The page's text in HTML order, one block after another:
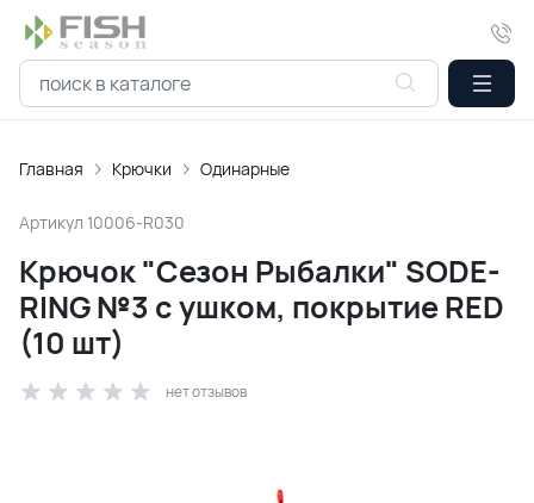
Главная Крючки Одинарные
Артикул 10006-R030
Крючок "Сезон Рыбалки" SODE-
RING №3 с ушком, покрытие RED
(10 шт)
нет отзывов